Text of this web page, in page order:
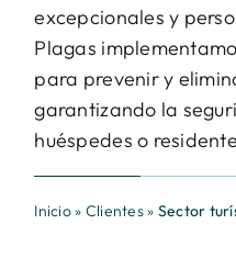
excepcionales y
Plagas
para prevenir y
garantizando la
huéspedes o
Inicio» Clientes» Sector